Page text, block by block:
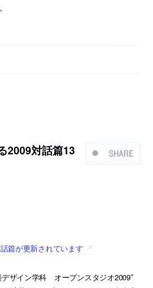
SHARE
2009対話篇13
篇が更新されています
ザイン学科 オープンスタジオ2009″